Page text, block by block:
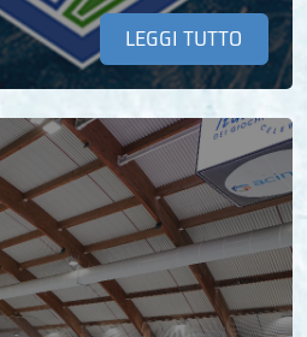
LEGGI TUTTO